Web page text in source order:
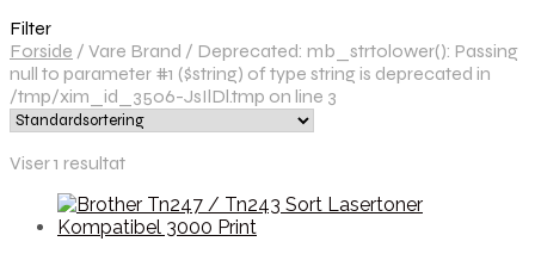
Filter
Forside / Vare Brand / Deprecated: mb_strtolower(): Passing
null to parameter #1 ($string) of type string is deprecated in
/tmp/xim_id_3506-JsIlDl.tmp on line 3
Viser 1 resultat